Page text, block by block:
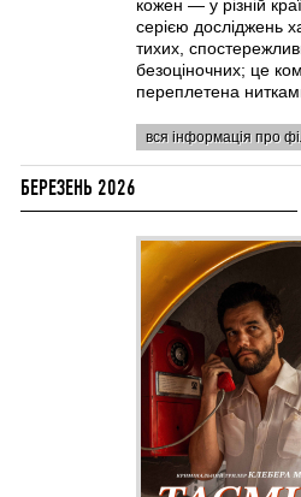
кожен — у різній
серією досліджень
тихих,
безоціночних; це
переплетена
вся інформація про
БЕРЕЗЕНЬ 2026